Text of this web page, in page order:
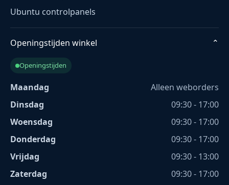
Ubuntu controlpanels
Openingstijden winkel ⌄
Openingstijden
Maandag
Alleen weborders
Dinsdag
09:30 - 17:00
Woensdag
09:30 - 17:00
Donderdag
09:30 - 17:00
Vrijdag
09:30 - 13:00
Zaterdag
09:30 - 17:00